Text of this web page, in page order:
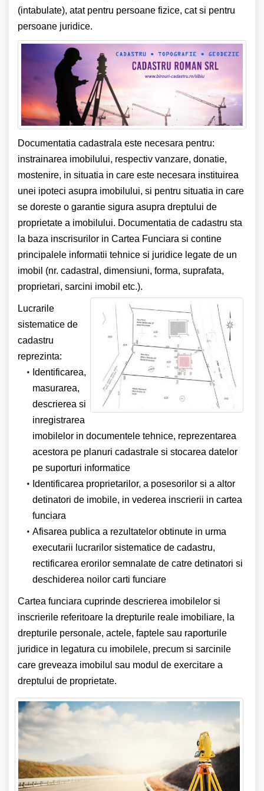
(intabulate), atat pentru persoane fizice, cat si pentru
persoane juridice.
Documentatia cadastrala este necesara pentru:
instrainarea imobilului, respectiv vanzare, donatie,
mostenire, in situatia in care este necesara instituirea
unei ipoteci asupra imobilului, si pentru situatia in care
se doreste o garantie sigura asupra dreptului de
proprietate a imobilului. Documentatia de cadastru sta
la baza inscrisurilor in Cartea Funciara si contine
principalele informatii tehnice si juridice legate de un
imobil (nr. cadastral, dimensiuni, forma, suprafata,
proprietari, sarcini imobil etc.).
Lucrarile
sistematice de
cadastru
reprezinta:
Identificarea,
masurarea,
descrierea si
inregistrarea
imobilelor in documentele tehnice, reprezentarea
acestora pe planuri cadastrale si stocarea datelor
pe suporturi informatice
Identificarea proprietarilor, a posesorilor si a altor
detinatori de imobile, in vederea inscrierii in cartea
funciara
Afisarea publica a rezultatelor obtinute in urma
executarii lucrarilor sistematice de cadastru,
rectificarea erorilor semnalate de catre detinatori si
deschiderea noilor carti funciare
Cartea funciara cuprinde descrierea imobilelor si
inscrierile referitoare la drepturile reale imobiliare, la
drepturile personale, actele, faptele sau raporturile
juridice in legatura cu imobilele, precum si sarcinile
care greveaza imobilul sau modul de exercitare a
dreptului de proprietate.